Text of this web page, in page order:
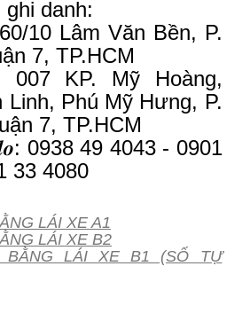
ghi danh:
10 Lâm Văn Bền, P.
7, TP.HCM
007 KP. Mỹ Hoàng,
Phú Mỹ Hưng, P.
7, TP.HCM
0938 49 4043 - 0901
33 4080
LÁI XE A1
LÁI XE B2
BẰNG LÁI XE B1 (SỐ TỰ